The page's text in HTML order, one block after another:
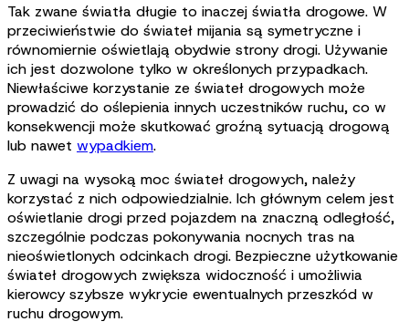
Tak zwane światła długie to inaczej światła drogowe. W
przeciwieństwie do świateł mijania są symetryczne i
równomiernie oświetlają obydwie strony drogi. Używanie
ich jest dozwolone tylko w określonych przypadkach.
Niewłaściwe korzystanie ze świateł drogowych może
prowadzić do oślepienia innych uczestników ruchu, co w
konsekwencji może skutkować groźną sytuacją drogową
lub nawet wypadkiem.
Z uwagi na wysoką moc świateł drogowych, należy
korzystać z nich odpowiedzialnie. Ich głównym celem jest
oświetlanie drogi przed pojazdem na znaczną odległość,
szczególnie podczas pokonywania nocnych tras na
nieoświetlonych odcinkach drogi. Bezpieczne użytkowanie
świateł drogowych zwiększa widoczność i umożliwia
kierowcy szybsze wykrycie ewentualnych przeszkód w
ruchu drogowym.